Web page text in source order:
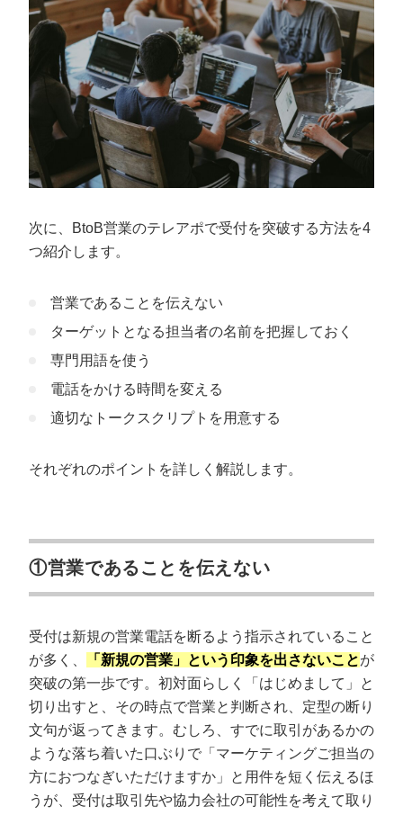
次に、BtoB営業のテレアポで受付を突破する方法を4
つ紹介します。
営業であることを伝えない
ターゲットとなる担当者の名前を把握しておく
専門用語を使う
電話をかける時間を変える
適切なトークスクリプトを用意する
それぞれのポイントを詳しく解説します。
①営業であることを伝えない
受付は新規の営業電話を断るよう指示されていること
が多く、
「新規の営業」という印象を出さないことが
突破の第一歩です。初対面らしく「はじめまして」と
切り出すと、その時点で営業と判断され、定型の断り
文句が返ってきます。むしろ、すでに取引があるかの
ような落ち着いた口ぶりで「マーケティングご担当の
方におつなぎいただけますか」と用件を短く伝えるほ
うが、受付は取引先や協力会社の可能性を考えて取り